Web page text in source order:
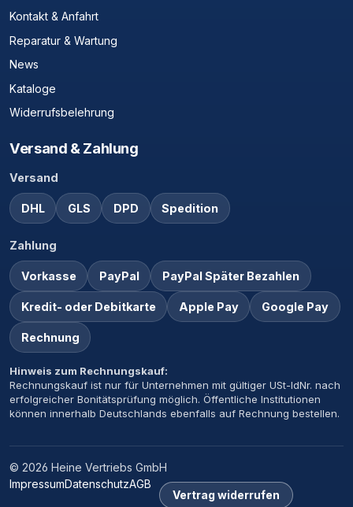
Kontakt & Anfahrt
Reparatur & Wartung
News
Kataloge
Widerrufsbelehrung
Versand & Zahlung
Versand
DHL GLS DPD Spedition
Zahlung
Vorkasse PayPal PayPal Später Bezahlen
Kredit- oder Debitkarte Apple Pay Google Pay
Rechnung
Hinweis zum Rechnungskauf:
Rechnungskauf ist nur für Unternehmen mit gültiger USt-IdNr. nach
erfolgreicher Bonitätsprüfung möglich. Öffentliche Institutionen
können innerhalb Deutschlands ebenfalls auf Rechnung bestellen.
© 2026 Heine Vertriebs GmbH
ImpressumDatenschutzAGB
Vertrag widerrufen